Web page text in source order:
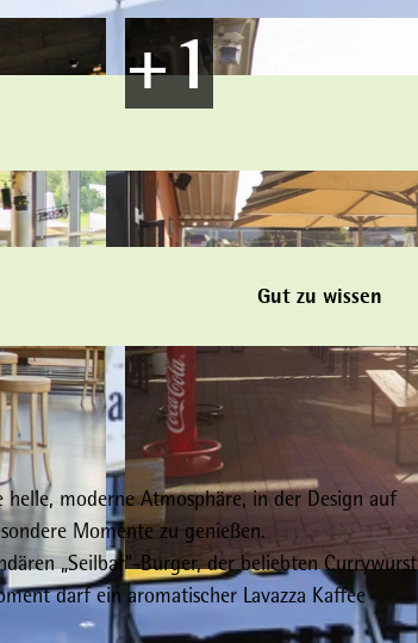
© Richard Müller GmbH & Co. KG, Seilbar Willingen |
Gut zu wissen
moderne Atmosphäre, in der Design auf
Momente zu genießen.
„Seilbar“-Burger, der beliebten Currywurst
darf ein aromatischer Lavazza Kaffee